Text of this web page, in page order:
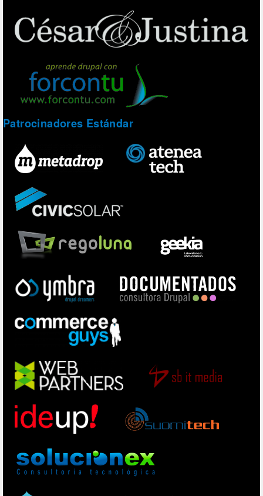
Patrocinadores Estándar